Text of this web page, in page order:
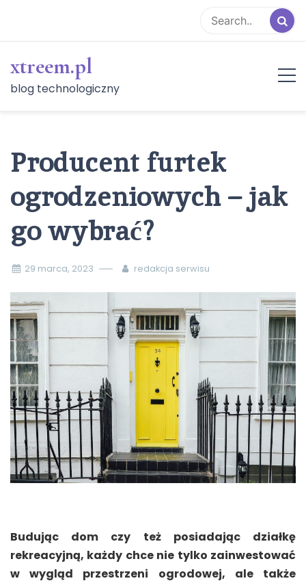
content
xtreem.pl
blog technologiczny
Producent furtek
ogrodzeniowych – jak
go wybrać?
29 marca, 2023 redakcja serwisu
Budując dom czy też posiadając działkę
rekreacyjną, każdy chce nie tylko zainwestować
w wygląd przestrzeni ogrodowej, ale także